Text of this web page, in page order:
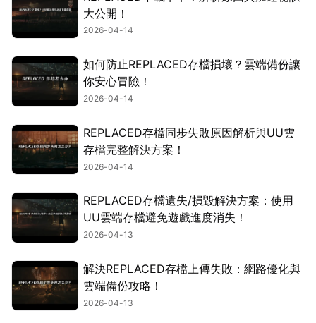
大公開！
2026-04-14
如何防止REPLACED存檔損壞？雲端備份讓
你安心冒險！
2026-04-14
REPLACED存檔同步失敗原因解析與UU雲
存檔完整解決方案！
2026-04-14
REPLACED存檔遺失/損毀解決方案：使用
UU雲端存檔避免遊戲進度消失！
2026-04-13
解決REPLACED存檔上傳失敗：網路優化與
雲端備份攻略！
2026-04-13